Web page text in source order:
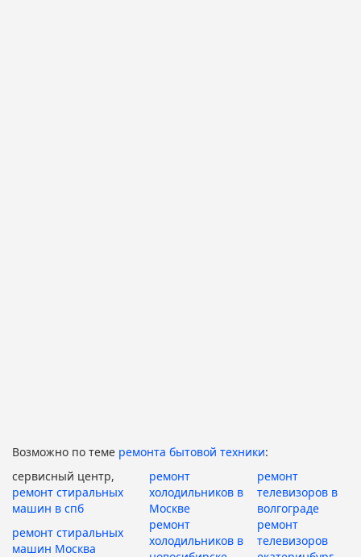
Возможно по теме ремонта бытовой техники:
сервисный центр,
ремонт стиральных
машин в спб
ремонт
холодильников в
Москве
ремонт
телевизоров в
волгограде
ремонт стиральных
машин Москва
ремонт
холодильников в
ремонт
телевизоров